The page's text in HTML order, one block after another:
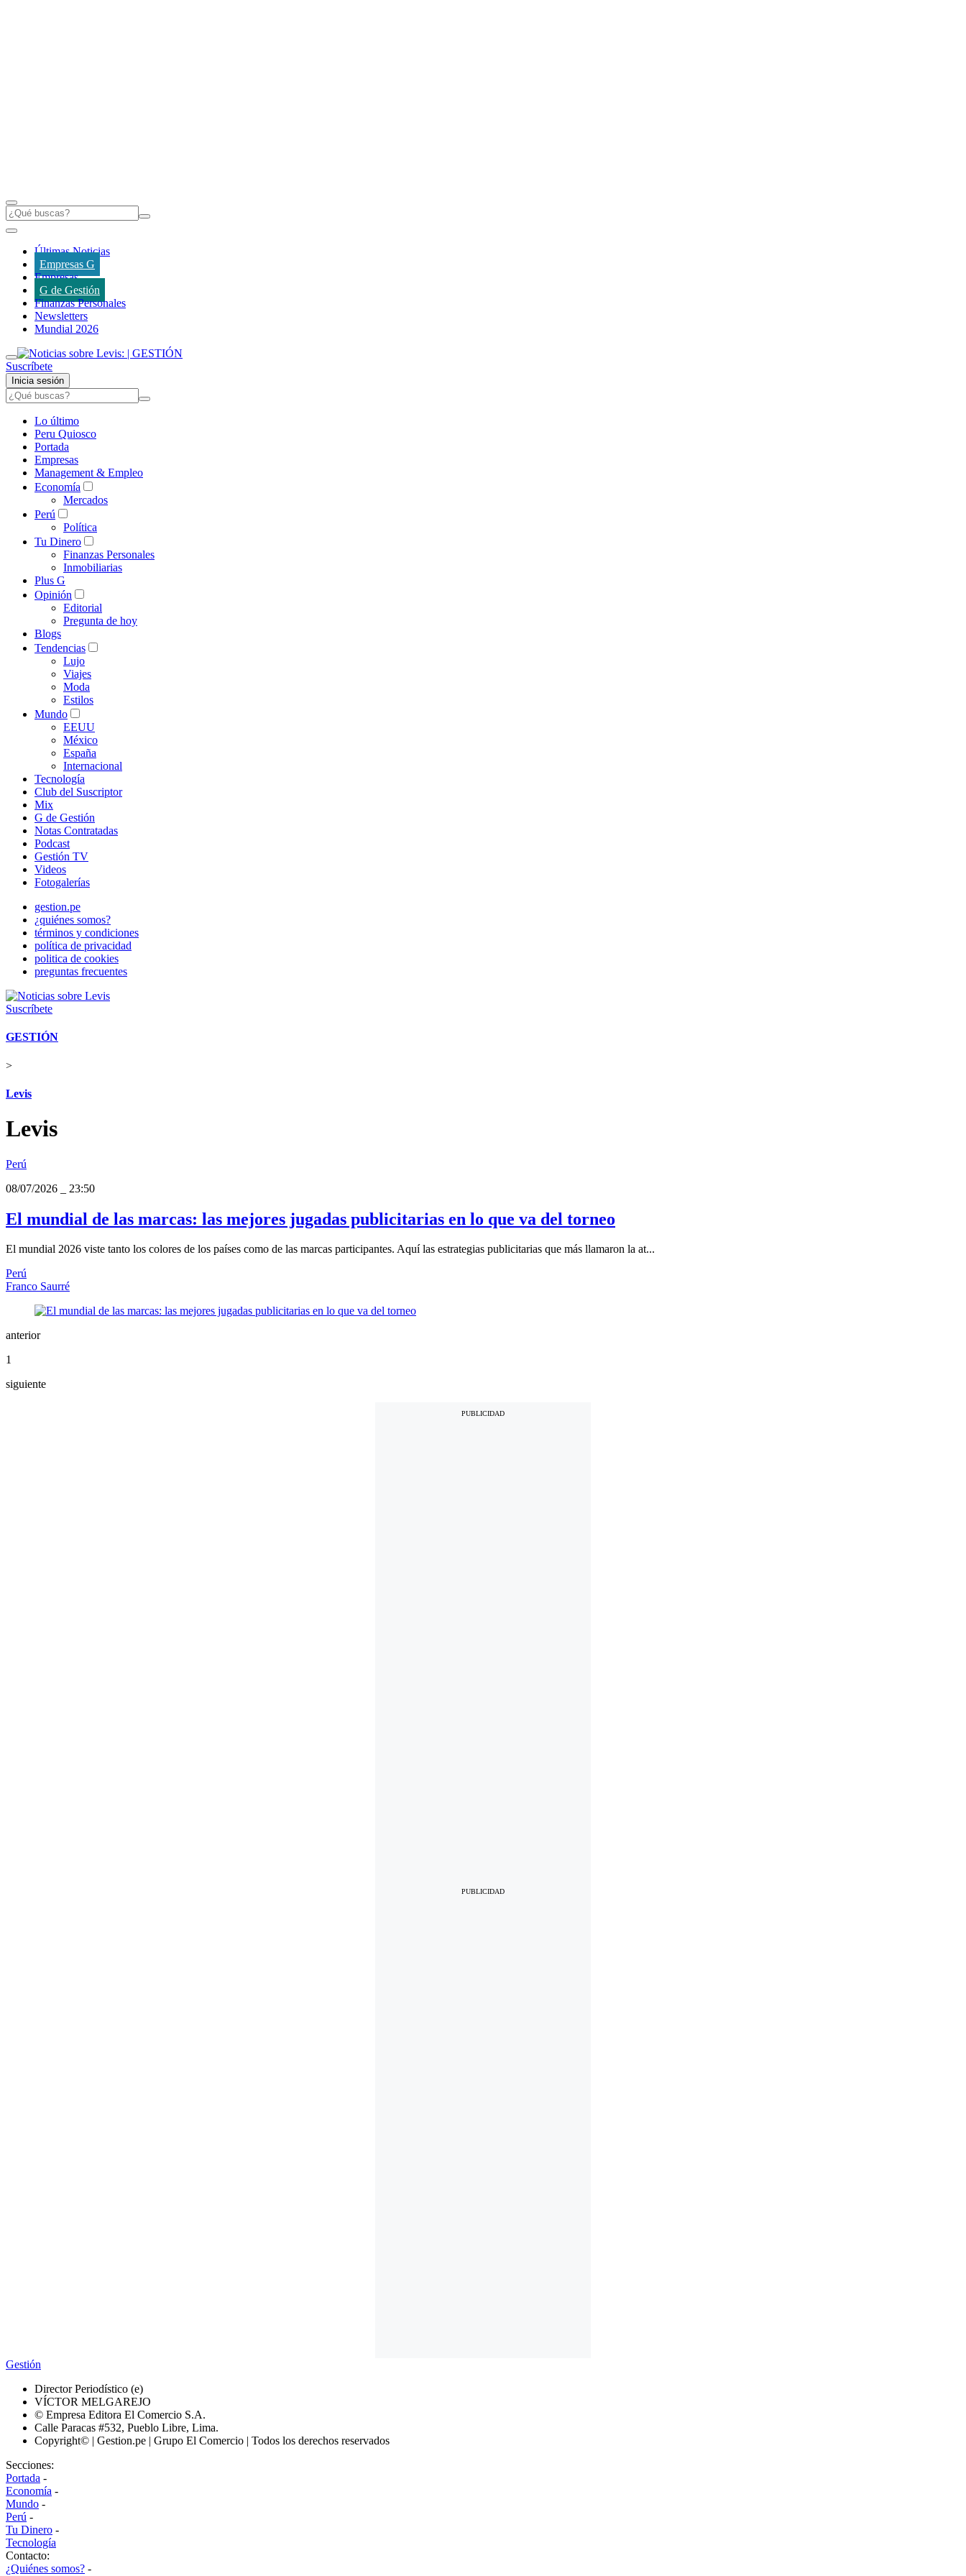
Últimas Noticias
Empresas G
Empresas
G de Gestión
Finanzas Personales
Newsletters
Mundial 2026
Suscríbete
Inicia sesión
Lo último
Peru Quiosco
Portada
Empresas
Management & Empleo
Economía
Mercados
Perú
Política
Tu Dinero
Finanzas Personales
Inmobiliarias
Plus G
Opinión
Editorial
Pregunta de hoy
Blogs
Tendencias
Lujo
Viajes
Moda
Estilos
Mundo
EEUU
México
España
Internacional
Tecnología
Club del Suscriptor
Mix
G de Gestión
Notas Contratadas
Podcast
Gestión TV
Videos
Fotogalerías
gestion.pe
¿quiénes somos?
términos y condiciones
política de privacidad
politica de cookies
preguntas frecuentes
Suscríbete
GESTIÓN
>
Levis
Levis
Perú
08/07/2026
23:50
El mundial de las marcas: las mejores jugadas publicitarias en lo que va del torneo
El mundial 2026 viste tanto los colores de los países como de las marcas participantes. Aquí las estrategias publicitarias que más llamaron la at...
Perú
Franco Saurré
anterior
1
siguiente
Gestión
Director Periodístico (e)
VÍCTOR MELGAREJO
© Empresa Editora El Comercio S.A.
Calle Paracas #532, Pueblo Libre, Lima.
Copyright© | Gestion.pe | Grupo El Comercio | Todos los derechos reservados
Secciones:
Portada -
Economía -
Mundo -
Perú -
Tu Dinero -
Tecnología
Contacto:
¿Quiénes somos? -